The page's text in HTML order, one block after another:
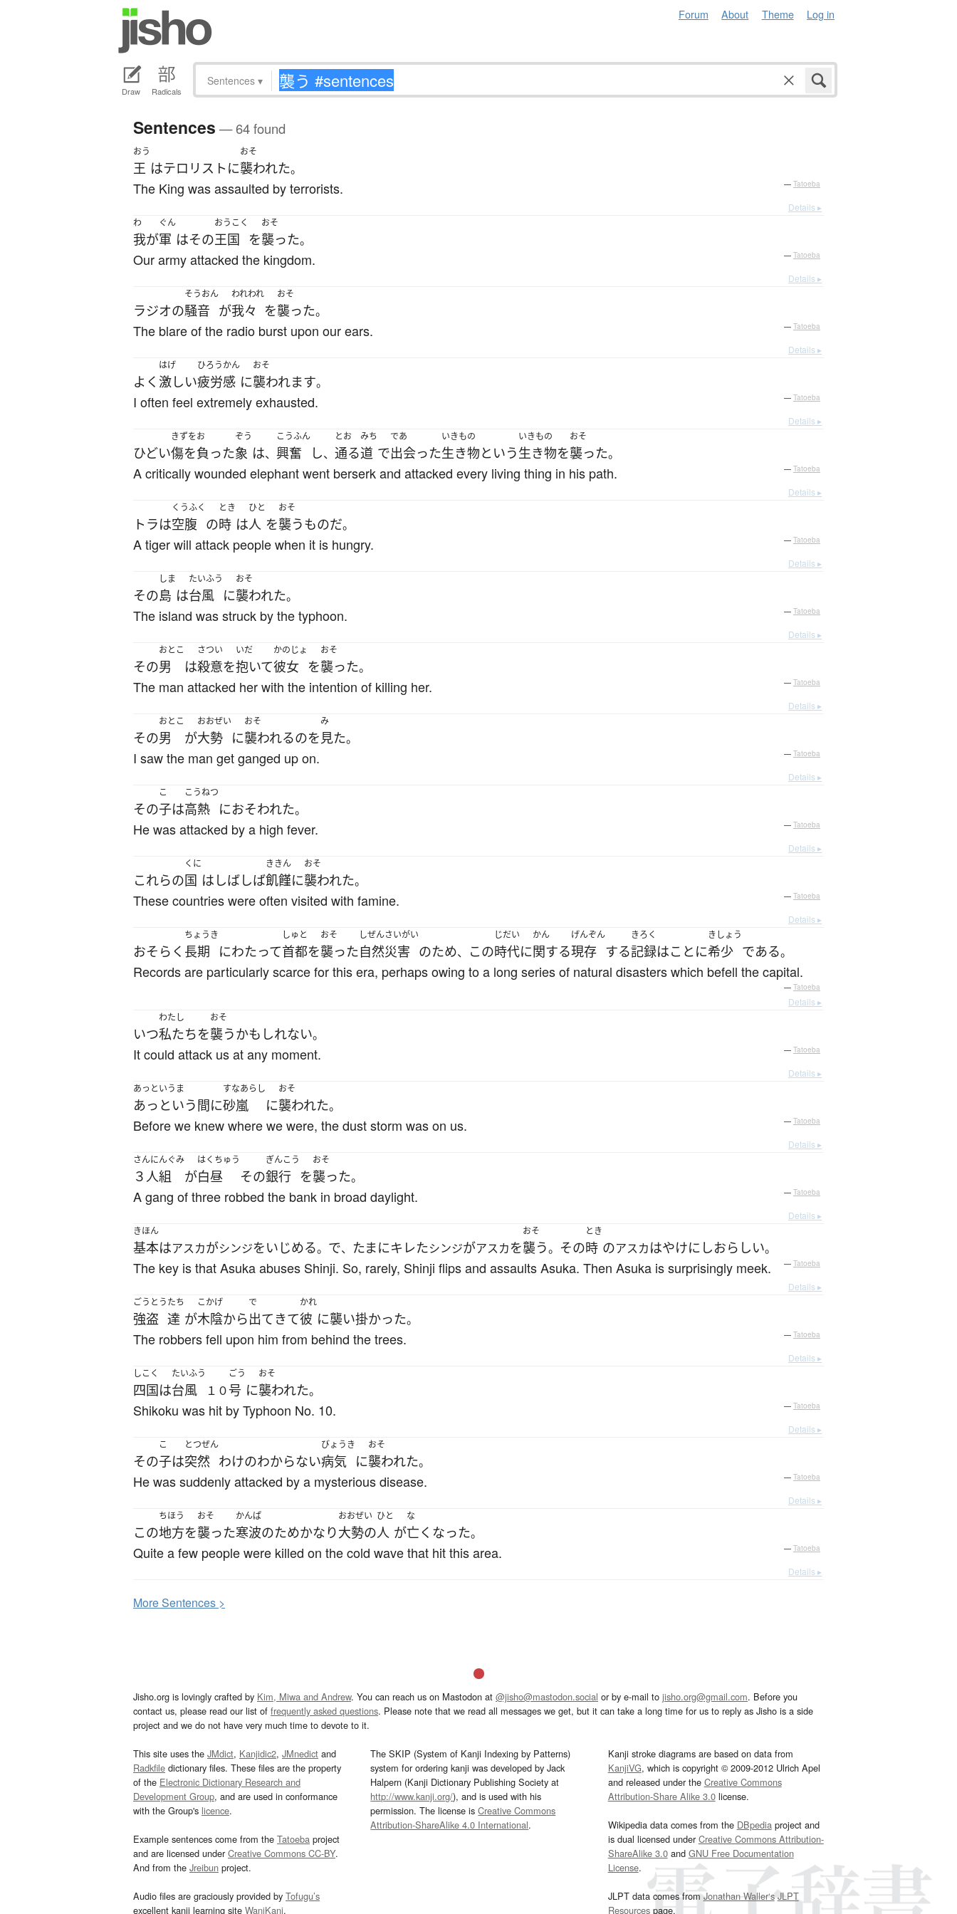
Forum About Theme Log in
Draw Radicals
Sentences ▾
Sentences — 64 found
おう
王 はテロリスト に
おそ
襲われた。
The King was assaulted by terrorists. — Tatoeba
Details ▸
わ
我が
ぐん
軍 はその
おうこく
王国 を
おそ
襲った。
Our army attacked the kingdom. — Tatoeba
Details ▸
ラジオの
そうおん
騒音 が
われわれ
我々 を
おそ
襲った。
The blare of the radio burst upon our ears. — Tatoeba
Details ▸
よく
はげ
激しい
ひろうかん
疲労感 に
おそ
襲われます。
I often feel extremely exhausted. — Tatoeba
Details ▸
ひどい
きずをお
傷を負った
ぞう
象 は、
こうふん
興奮 し、
とお
通る
みち
道 で
であ
出会った
いきもの
生き物という
いきもの
生き物を
おそ
襲った。
A critically wounded elephant went berserk and attacked every living thing in his path. — Tatoeba
Details ▸
トラは
くうふく
空腹 の
とき
時 は
ひと
人 を
おそ
襲うものだ。
A tiger will attack people when it is hungry. — Tatoeba
Details ▸
その
しま
島 は
たいふう
台風 に
おそ
襲われた。
The island was struck by the typhoon. — Tatoeba
Details ▸
その
おとこ
男 は
さつい
殺意を
いだ
抱いて
かのじょ
彼女 を
おそ
襲った。
The man attacked her with the intention of killing her. — Tatoeba
Details ▸
その
おとこ
男 が
おおぜい
大勢 に
おそ
襲われるのを
み
見た。
I saw the man get ganged up on. — Tatoeba
Details ▸
その
こ
子は
こうねつ
高熱 におそわれた。
He was attacked by a high fever. — Tatoeba
Details ▸
これらの
くに
国 は しばしば
ききん
飢饉に
おそ
襲われた。
These countries were often visited with famine. — Tatoeba
Details ▸
おそらく
ちょうき
長期 にわたって
しゅと
首都を
おそ
襲った
しぜんさいがい
自然災害 のため、 この
じだい
時代に
かん
関する
げんぞん
現存 する
きろく
記録はことに
きしょう
希少 である。
Records are particularly scarce for this era, perhaps owing to a long series of natural disasters which befell the capital.
— Tatoeba
Details ▸
いつ
わたし
私たちを
おそ
襲うかもしれない。
It could attack us at any moment. — Tatoeba
Details ▸
あっというま
あっという間に
すなあらし
砂嵐 に
おそ
襲われた。
Before we knew where we were, the dust storm was on us. — Tatoeba
Details ▸
さんにんぐみ
３人組 が
はくちゅう
白昼 その
ぎんこう
銀行 を
おそ
襲った。
A gang of three robbed the bank in broad daylight. — Tatoeba
Details ▸
きほん
基本はアスカがシンジをいじめる。 で、 たまにキレたシンジがアスカを
おそ
襲う。 その
とき
時 のアスカはやけに しおらしい。
The key is that Asuka abuses Shinji. So, rarely, Shinji flips and assaults Asuka. Then Asuka is surprisingly meek. — Tatoeba
Details ▸
ごうとう
強盗
たち
達 が
こかげ
木陰から
で
出て きて
かれ
彼 に襲い掛かった。
The robbers fell upon him from behind the trees. — Tatoeba
Details ▸
しこく
四国は
たいふう
台風 １０
ごう
号 に
おそ
襲われた。
Shikoku was hit by Typhoon No. 10. — Tatoeba
Details ▸
その
こ
子は
とつぜん
突然 わけのわからない
びょうき
病気 に
おそ
襲われた。
He was suddenly attacked by a mysterious disease. — Tatoeba
Details ▸
この
ちほう
地方を
おそ
襲った
かんぱ
寒波のためかなり
おおぜい
大勢の
ひと
人 が
な
亡くなった。
Quite a few people were killed on the cold wave that hit this area. — Tatoeba
Details ▸
MoreSentences >
Jisho.org is lovingly crafted by Kim, Miwa and Andrew. You can reach us on Mastodon at @jisho@mastodon.social or by e-mail to jisho.org@gmail.com. Before you
contact us, please read our list of frequently asked questions. Please note that we read all messages we get, but it can take a long time for us to reply as Jisho is a side
project and we do not have very much time to devote to it.
This site uses the JMdict, Kanjidic2, JMnedict and
Radkfile dictionary files. These files are the property
of the Electronic Dictionary Research and
Development Group, and are used in conformance
with the Group's licence.
Example sentences come from the Tatoeba project
and are licensed underCreative Commons CC-BY.
And from the Jreibun project.
Audio files are graciously provided by Tofugu’s
excellent kanji learning site WaniKani.
The SKIP (System of Kanji Indexing by Patterns)
system for ordering kanji was developed by Jack
Halpern (Kanji Dictionary Publishing Society at
http://www.kanji.org/), and is used with his
permission. The license isCreative Commons
Attribution-ShareAlike 4.0 International.
Kanji stroke diagrams are based on data from
KanjiVG, which is copyright © 2009-2012 Ulrich Apel
and released under the Creative Commons
Attribution-Share Alike 3.0license.
Wikipedia data comes from the DBpediaproject and
is dual licensed underCreative Commons Attribution-
ShareAlike 3.0and GNU Free Documentation
License.
JLPT data comes fromJonathan Waller‘s JLPT
Resourcespage.